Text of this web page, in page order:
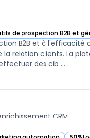
de prospection B2B et
dans cette
B2B et à l'efficacité
relation clients. La
des cib ...
CRM